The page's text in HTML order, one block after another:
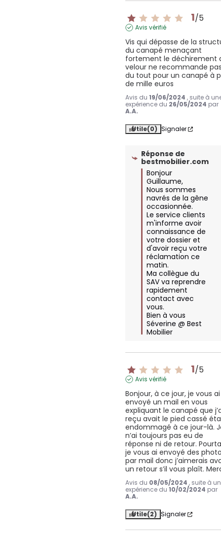
1/5
Avis vérifié
Vis qui dépasse de la
du canapé menaçant
fortement le déchirement
velour ne recommande
du tout pour un canapé à
de mille euros
Avis du19/06/2024 , suite à
expérience du 26/05/2024 par
A.A.
Utile(0) Signaler
Réponse de
bestmobilier.com
Bonjour
Guillaume,
Nous sommes
navrés de la gêne
occasionnée.
Le service clients
m'informe avoir
connaissance de
votre dossier et
d'avoir reçu votre
réclamation ce
matin.
Ma collègue du
SAV va reprendre
rapidement
contact avec
vous.
Bien à vous
Séverine @ Best
Mobilier
1/5
Avis vérifié
Bonjour, à ce jour, je vous ai
envoyé un mail en vous
expliquant le canapé que
reçu avait le pied cassé
endommagé à ce jour-là.
n’ai toujours pas eu de
réponse ni de retour.
je vous ai envoyé des
par mail donc j’aimerais
un retour s’il vous plaît.
Avis du 08/05/2024 , suite à
expérience du10/02/2024 par
A.A.
Utile(2) Signaler